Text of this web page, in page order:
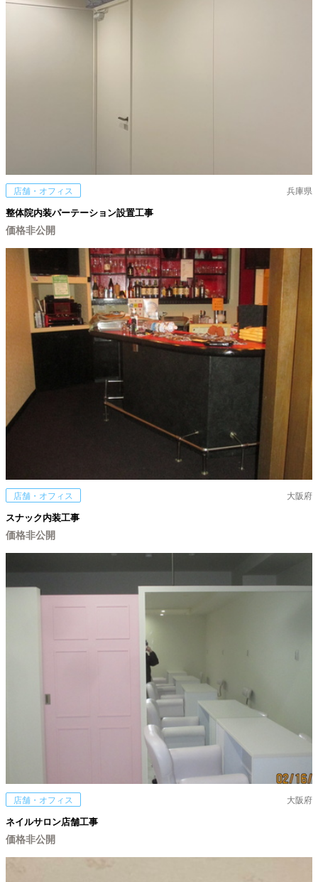
店舗・オフィス 兵庫県
整体院内装パーテーション設置工事
価格非公開
店舗・オフィス 大阪府
スナック内装工事
価格非公開
店舗・オフィス 大阪府
ネイルサロン店舗工事
価格非公開